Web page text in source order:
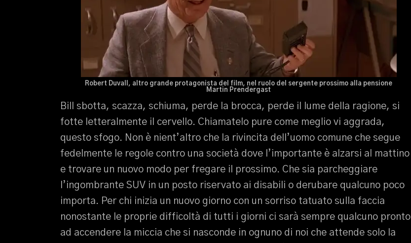
Robert Duvall, altro grande protagonista del film, nel ruolo del sergente prossimo alla pensione
Martin Prendergast
Bill sbotta, scazza, schiuma, perde la brocca, perde il lume della ragione, si
fotte letteralmente il cervello. Chiamatelo pure come meglio vi aggrada,
questo sfogo. Non è nient’altro che la rivincita dell’uomo comune che segue
fedelmente le regole contro una società dove l’importante è alzarsi al mattino
e trovare un nuovo modo per fregare il prossimo. Che sia parcheggiare
l’ingombrante SUV in un posto riservato ai disabili o derubare qualcuno poco
importa. Per chi inizia un nuovo giorno con un sorriso tatuato sulla faccia
nonostante le proprie difficoltà di tutti i giorni ci sarà sempre qualcuno pronto
ad accendere la miccia che si nasconde in ognuno di noi che attende solo la